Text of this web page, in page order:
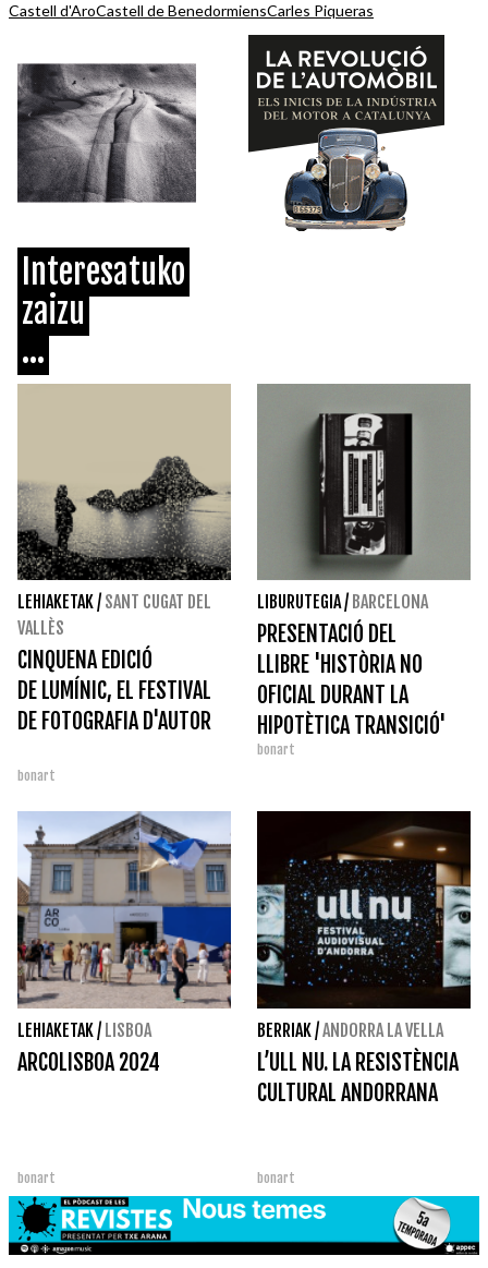
Castell d'AroCastell de BenedormiensCarles Piqueras
Interesatuko
zaizu
...
LEHIAKETAK/ SANT CUGAT DEL
VALLÈS
CINQUENA EDICIÓ
DE LUMÍNIC, EL FESTIVAL
DE FOTOGRAFIA D'AUTOR
bonart
LIBURUTEGIA/ BARCELONA
PRESENTACIÓ DEL
LLIBRE 'HISTÒRIA NO
OFICIAL DURANT LA
HIPOTÈTICA TRANSICIÓ'
bonart
LEHIAKETAK/ LISBOA
ARCOLISBOA 2024
bonart
BERRIAK/ANDORRA LA VELLA
L’ULL NU. LA RESISTÈNCIA
CULTURAL ANDORRANA
bonart